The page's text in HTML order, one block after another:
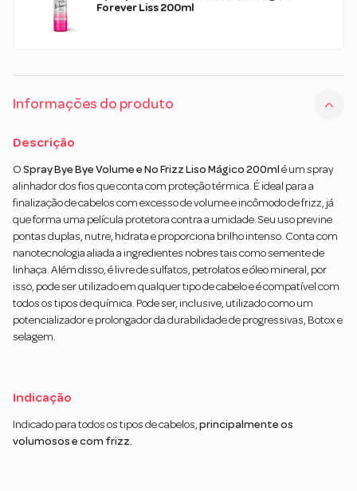
Forever Liss 200ml
Informações do produto
Descrição
O Spray Bye Bye Volume e No Frizz Liso Mágico 200ml é um spray
alinhador dos fios que conta com proteção térmica. É ideal para a
finalização de cabelos com excesso de volume e incômodo de frizz, já
que forma uma película protetora contra a umidade. Seu uso previne
pontas duplas, nutre, hidrata e proporciona brilho intenso. Conta com
nanotecnologia aliada a ingredientes nobres tais como semente de
linhaça. Além disso, é livre de sulfatos, petrolatos e óleo mineral, por
isso, pode ser utilizado em qualquer tipo de cabelo e é compatível com
todos os tipos de química. Pode ser, inclusive, utilizado como um
potencializador e prolongador da durabilidade de progressivas, Botox e
selagem.
Indicação
Indicado para todos os tipos de cabelos, principalmente os
volumosos e com frizz.